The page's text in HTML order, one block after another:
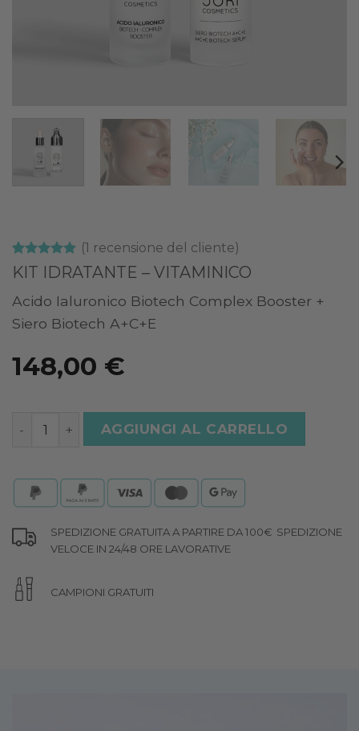
Valutato 5
su 5 su
1
recensioni
(1 recensione del cliente)
KIT IDRATANTE – VITAMINICO
Acido Ialuronico Biotech Complex Booster +
Siero Biotech A+C+E
148,00 €
KIT IDRATANTE - VITAMINICO quantità
AGGIUNGI AL CARRELLO
SPEDIZIONE GRATUITA A PARTIRE DA 100€ SPEDIZIONE
VELOCE IN 24/48 ORE LAVORATIVE
CAMPIONI GRATUITI